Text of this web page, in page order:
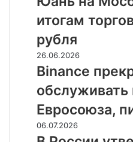
выдач
на
47%
Мосбирже
по
итогам
торгов
упал
до
11,18
рубля
итогам
рубля
Binance
прекратит
обслуживать
клиентов
из
Евросоюза,
пишут
26.06.2026
Binance
обслуживать
Евросоюза,
В
России
06.07.2026